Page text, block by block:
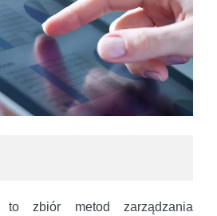
to zbiór metod zarządzania